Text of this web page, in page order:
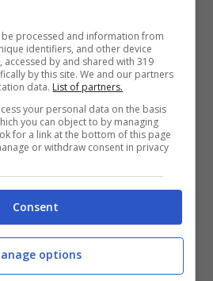
fili costante e a basso
sul quale si
apposita e che
come il Wi-Fi, il
Sarà ad esempio andare
su
implementato il
modulo Wi-Fi. Rispetto
D5500 si può anche
processed and information from
identifiers, and other device
by and shared with 319
by this site. We and our partners
data. List of partners.
your personal data on the basis
you can object to by managing
for a link at the bottom of this page
or withdraw consent in privacy
Consent
options